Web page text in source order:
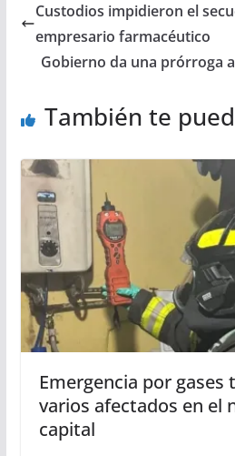
Custodios impidieron el
empresario farmacéutico
Gobierno da una prórroga
También te
Emergencia por gases
varios afectados en el
capital